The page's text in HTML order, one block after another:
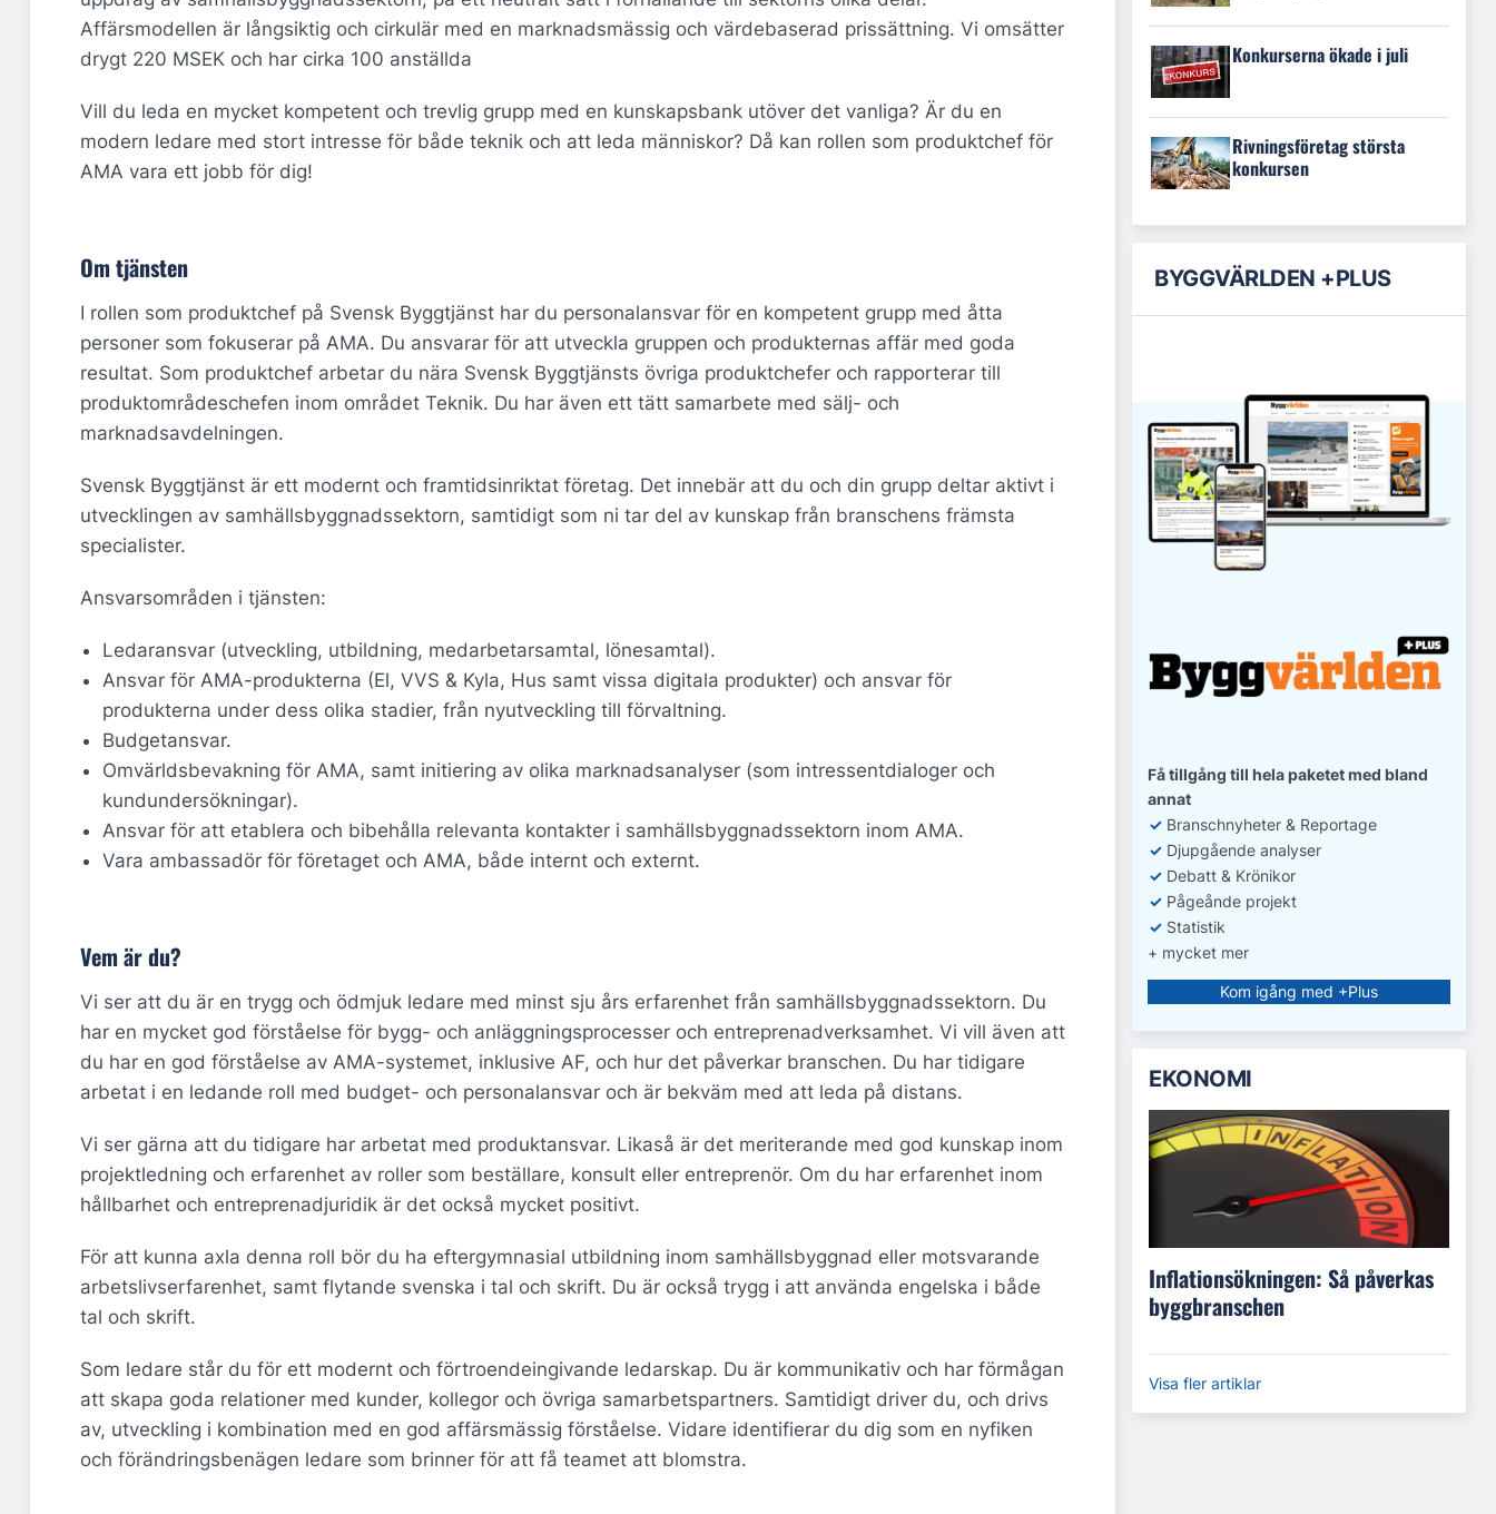
Affärsmodellen är långsiktig och cirkulär med en marknadsmässig och värdebaserad prissättning. Vi omsätter
drygt 220 MSEK och har cirka 100 anställda
Vill du leda en mycket kompetent och trevlig grupp med en kunskapsbank utöver det vanliga? Är du en
modern ledare med stort intresse för både teknik och att leda människor? Då kan rollen som produktchef för
AMA vara ett jobb för dig!
Om tjänsten
I rollen som produktchef på Svensk Byggtjänst har du personalansvar för en kompetent grupp med åtta
personer som fokuserar på AMA. Du ansvarar för att utveckla gruppen och produkternas affär med goda
resultat. Som produktchef arbetar du nära Svensk Byggtjänsts övriga produktchefer och rapporterar till
produktområdeschefen inom området Teknik. Du har även ett tätt samarbete med sälj- och
marknadsavdelningen.
Svensk Byggtjänst är ett modernt och framtidsinriktat företag. Det innebär att du och din grupp deltar aktivt i
utvecklingen av samhällsbyggnadssektorn, samtidigt som ni tar del av kunskap från branschens främsta
specialister.
Ansvarsområden i tjänsten:
Ledaransvar (utveckling, utbildning, medarbetarsamtal, lönesamtal).
Ansvar för AMA-produkterna (El, VVS & Kyla, Hus samt vissa digitala produkter) och ansvar för
produkterna under dess olika stadier, från nyutveckling till förvaltning.
Budgetansvar.
Omvärldsbevakning för AMA, samt initiering av olika marknadsanalyser (som intressentdialoger och
kundundersökningar).
Ansvar för att etablera och bibehålla relevanta kontakter i samhällsbyggnadssektorn inom AMA.
Vara ambassadör för företaget och AMA, både internt och externt.
Vem är du?
Vi ser att du är en trygg och ödmjuk ledare med minst sju års erfarenhet från samhällsbyggnadssektorn. Du
har en mycket god förståelse för bygg- och anläggningsprocesser och entreprenadverksamhet. Vi vill även att
du har en god förståelse av AMA-systemet, inklusive AF, och hur det påverkar branschen. Du har tidigare
arbetat i en ledande roll med budget- och personalansvar och är bekväm med att leda på distans.
Vi ser gärna att du tidigare har arbetat med produktansvar. Likaså är det meriterande med god kunskap inom
projektledning och erfarenhet av roller som beställare, konsult eller entreprenör. Om du har erfarenhet inom
hållbarhet och entreprenadjuridik är det också mycket positivt.
För att kunna axla denna roll bör du ha eftergymnasial utbildning inom samhällsbyggnad eller motsvarande
arbetslivserfarenhet, samt flytande svenska i tal och skrift. Du är också trygg i att använda engelska i både
tal och skrift.
Som ledare står du för ett modernt och förtroendeingivande ledarskap. Du är kommunikativ och har förmågan
att skapa goda relationer med kunder, kollegor och övriga samarbetspartners. Samtidigt driver du, och drivs
av, utveckling i kombination med en god affärsmässig förståelse. Vidare identifierar du dig som en nyfiken
och förändringsbenägen ledare som brinner för att få teamet att blomstra.
Konkurserna ökade i juli
Rivningsföretag största
konkursen
BYGGVÄRLDEN +PLUS
Få tillgång till hela paketet med bland
annat
✓ Branschnyheter & Reportage
✓ Djupgående analyser
✓ Debatt & Krönikor
✓ Pågeånde projekt
✓ Statistik
+ mycket mer
Kom igång med +Plus
EKONOMI
Inflationsökningen: Så påverkas
byggbranschen
Visa fler artiklar